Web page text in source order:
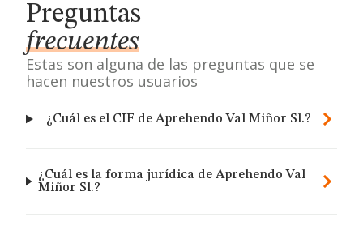
Preguntas
frecuentes
Estas son alguna de las preguntas que se
hacen nuestros usuarios
¿Cuál es el CIF de Aprehendo Val Miñor Sl.?
¿Cuál es la forma jurídica de Aprehendo Val
Miñor Sl.?